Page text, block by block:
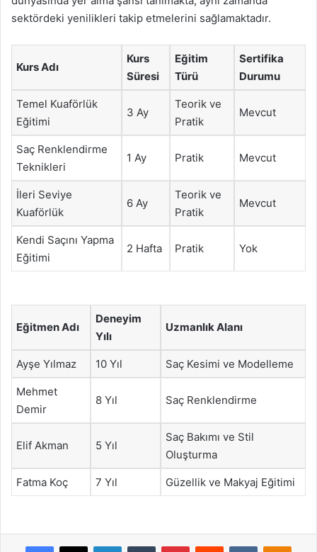
sektördeki yenilikleri takip etmelerini sağlamaktadır.
Kurs Adı
Kurs
Süresi
Eğitim
Türü
Sertifika
Durumu
Temel Kuaförlük
Eğitimi
3 Ay
Teorik ve
Pratik
Mevcut
Saç Renklendirme
Teknikleri
1 Ay Pratik Mevcut
İleri Seviye
Kuaförlük
6 Ay
Teorik ve
Pratik
Mevcut
Kendi Saçını Yapma
Eğitimi
2 Hafta Pratik Yok
Eğitmen Adı
Deneyim
Yılı
Uzmanlık Alanı
Ayşe Yılmaz 10 Yıl Saç Kesimi ve Modelleme
Mehmet
Demir
8 Yıl Saç Renklendirme
Elif Akman 5 Yıl
Saç Bakımı ve Stil
Oluşturma
Fatma Koç 7 Yıl Güzellik ve Makyaj Eğitimi
Facebook
X LinkedInTumblr PinterestReddit VKontakte